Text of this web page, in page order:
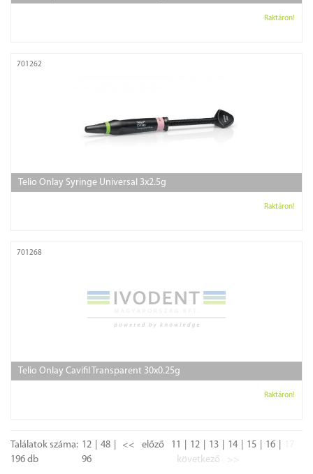
Raktáron!
701262
Telio Onlay Syringe Universal 3x2.5g
Raktáron!
701268
Telio Onlay Cavifil Transparent 30x0.25g
Raktáron!
Találatok száma:
196 db
12
48
96
<< előző 11 12 13 14 15 16
következő
>>